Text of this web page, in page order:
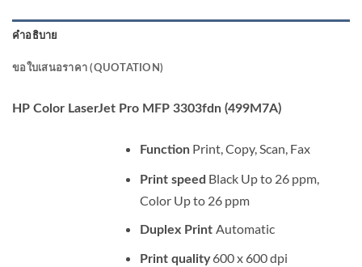
คำอธิบาย
ขอใบเสนอราคา (QUOTATION)
HP Color LaserJet Pro MFP 3303fdn (499M7A)
Function Print, Copy, Scan, Fax
Print speed Black Up to 26 ppm,
Color Up to 26 ppm
Duplex PrintAutomatic
Print quality600 x 600 dpi